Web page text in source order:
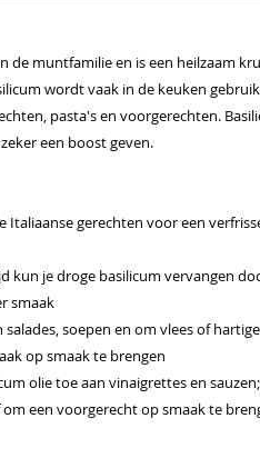
de muntfamilie en is een heilzaam
wordt vaak in de keuken
pasta's en voorgerechten.
een boost geven.
Italiaanse gerechten voor een
kun je droge basilicum vervangen
smaak
soepen en om vlees of
op smaak te brengen
olie toe aan vinaigrettes en
een voorgerecht op smaak te